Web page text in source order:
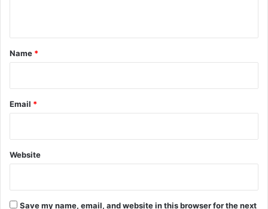
*
Name *
Email *
Website
Save my name, email, and website in this browser for the next